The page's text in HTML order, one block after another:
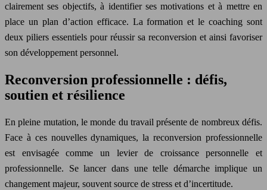
clairement ses objectifs, à identifier ses motivations et à mettre en
place un plan d’action efficace. La formation et le coaching sont
deux piliers essentiels pour réussir sa reconversion et ainsi favoriser
son développement personnel.
Reconversion professionnelle : défis,
soutien et résilience
En pleine mutation, le monde du travail présente de nombreux défis.
Face à ces nouvelles dynamiques, la reconversion professionnelle
est envisagée comme un levier de croissance personnelle et
professionnelle. Se lancer dans une telle démarche implique un
changement majeur, souvent source de stress et d’incertitude.